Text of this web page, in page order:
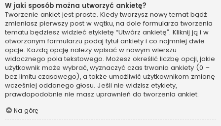
W jaki sposób można utworzyć ankietę?
Tworzenie ankiet jest proste. Kiedy tworzysz nowy temat bądź
zmieniasz pierwszy post w wątku, na dole formularza tworzenia
tematu będziesz widzieć etykietę “Utwórz ankietę”. Kliknij ją i w
otworzonym formularzu podaj tytuł ankiety i co najmniej dwie
opcje. Każdą opcję należy wpisać w nowym wierszu
widocznego pola tekstowego. Możesz określić liczbę opcji, jakie
użytkownik może wybrać, wyznaczyć czas trwania ankiety (0 –
bez limitu czasowego), a także umożliwić użytkownikom zmianę
wcześniej oddanego głosu. Jeśli nie widzisz etykiety,
prawdopodobnie nie masz uprawnień do tworzenia ankiet.
Na górę